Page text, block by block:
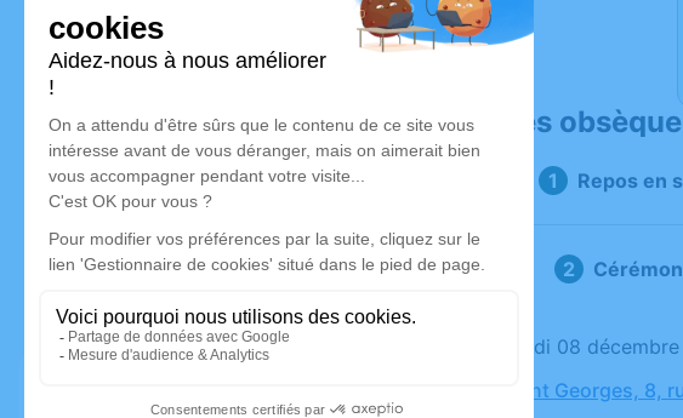
Déroulé des
Repos en
Le mercredi 08
Église Saint Georges, 8,